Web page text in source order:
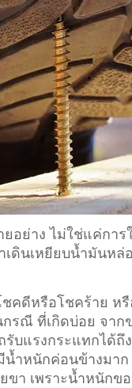
ย่าง ไม่ใช่แค่การ
ดินเหยียบน้ำมันห
ดีหรือโชคร้าย หรื
รณี ที่เกิดบ่อย จา
รับแรงกระแทกได้
น้ำหนักค่อนข้างม
ขา เพราะน้ำหนัก